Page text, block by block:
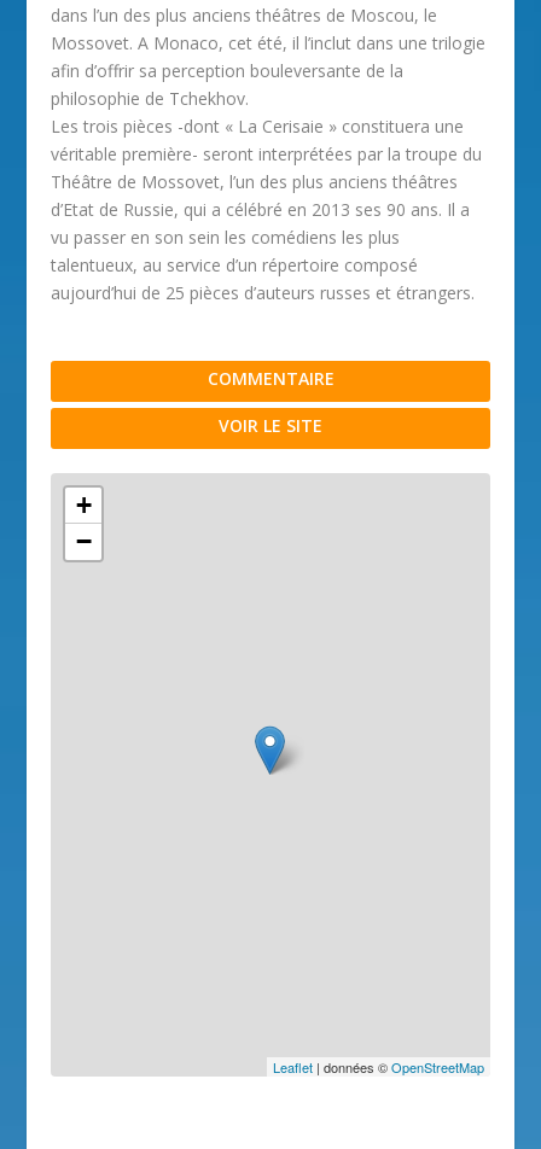
dans l’un des plus anciens théâtres de Moscou, le
Mossovet. A Monaco, cet été, il l’inclut dans une trilogie
afin d’offrir sa perception bouleversante de la
philosophie de Tchekhov.
Les trois pièces -dont « La Cerisaie » constituera une
véritable première- seront interprétées par la troupe du
Théâtre de Mossovet, l’un des plus anciens théâtres
d’Etat de Russie, qui a célébré en 2013 ses 90 ans. Il a
vu passer en son sein les comédiens les plus
talentueux, au service d’un répertoire composé
aujourd’hui de 25 pièces d’auteurs russes et étrangers.
COMMENTAIRE
VOIR LE SITE
+
−
Leaflet| données ©OpenStreetMap